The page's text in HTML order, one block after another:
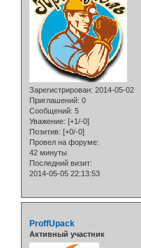
Зарегистрирован: 2014-05-02
Приглашений: 0
Сообщений: 5
Уважение: [+1/-0]
Позитив: [+0/-0]
Провел на форуме:
42 минуты
Последний визит:
2014-05-05 22:13:53
ProffUpack
Активный участник